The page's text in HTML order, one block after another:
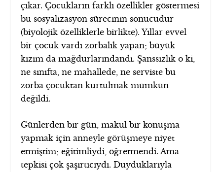
çıkar. Çocukların farklı özellikler göstermesi
bu sosyalizasyon sürecinin sonucudur
(biyolojik özelliklerle birlikte). Yıllar evvel
bir çocuk vardı zorbalık yapan; büyük
kızım da mağdurlarındandı. Şanssızlık o ki,
ne sınıfta, ne mahallede, ne serviste bu
zorba çocuktan kurtulmak mümkün
değildi.
Günlerden bir gün, makul bir konuşma
yapmak için anneyle görüşmeye niyet
etmiştim; eğitimliydi, öğretmendi. Ama
tepkisi çok şaşırtıcıydı. Duyduklarıyla